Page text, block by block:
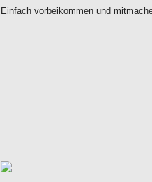
Einfach vorbeikommen und